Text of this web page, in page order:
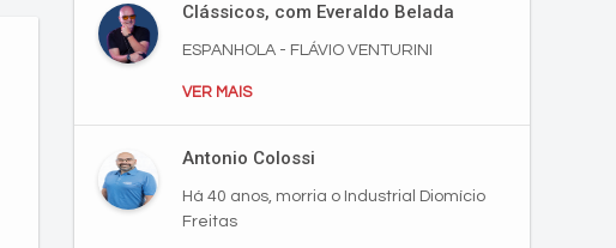
Clássicos, com Everaldo Belada
ESPANHOLA - FLÁVIO VENTURINI
VER MAIS
Antonio Colossi
Há 40 anos, morria o Industrial Diomício
Freitas